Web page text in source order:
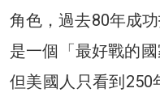
角色，過去80年成
是一個「最好戰的
但美國人只看到250